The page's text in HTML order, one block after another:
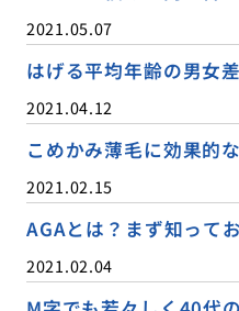
2021.05.07
はげる平均年齢の男女
2021.04.12
こめかみ薄毛に効果的
2021.02.15
AGAとは？まず知って
2021.02.04